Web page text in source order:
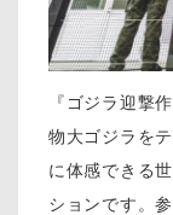
『ゴジラ迎撃
物大ゴジラを
に体感できる
ションです。